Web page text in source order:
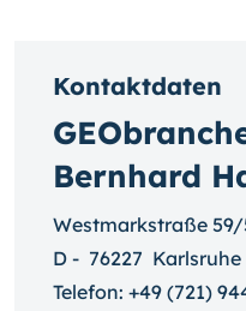
Kontaktdaten
Bernhard
Westmarkstraße 59/
D - 76227 Karlsruhe
Telefon: +49 (721)